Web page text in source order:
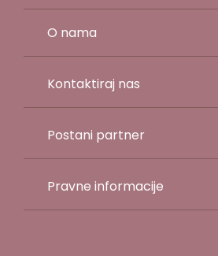
O nama
Kontaktiraj nas
Postani partner
Pravne informacije